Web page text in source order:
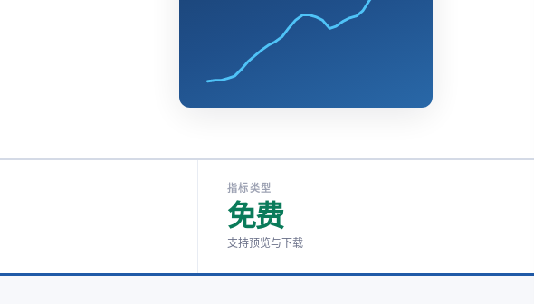
指标类型
免费
支持预览与下载